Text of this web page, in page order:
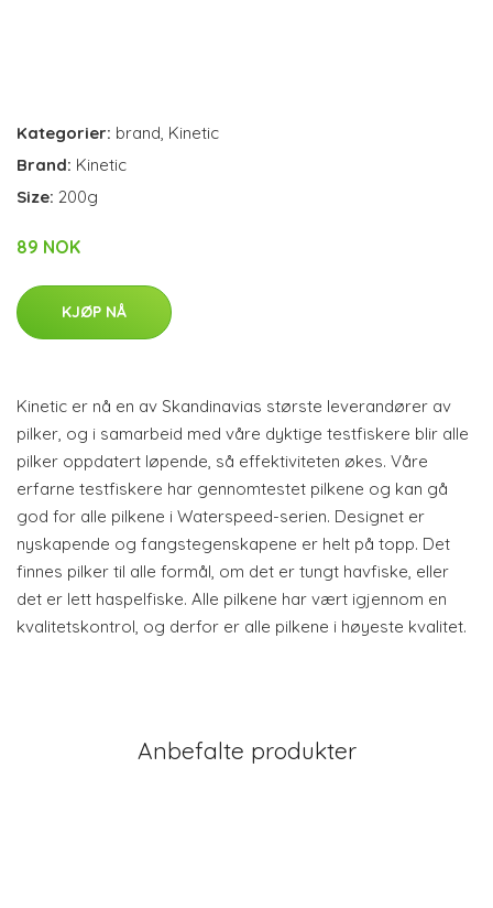
Kategorier: brand, Kinetic
Brand: Kinetic
Size: 200g
89 NOK
KJØP NÅ
Kinetic er nå en av Skandinavias største leverandører av
pilker, og i samarbeid med våre dyktige testfiskere blir alle
pilker oppdatert løpende, så effektiviteten økes. Våre
erfarne testfiskere har gennomtestet pilkene og kan gå
god for alle pilkene i Waterspeed-serien. Designet er
nyskapende og fangstegenskapene er helt på topp. Det
finnes pilker til alle formål, om det er tungt havfiske, eller
det er lett haspelfiske. Alle pilkene har vært igjennom en
kvalitetskontrol, og derfor er alle pilkene i høyeste kvalitet.
Anbefalte produkter